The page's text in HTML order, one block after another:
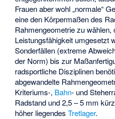
Frauen aber wohl „normale“
eine den Körpermaßen des
Rahmengeometrie zu
Leistungsfähigkeit umgesetzt
Sonderfällen (extreme
der Norm) bis zur
radsportliche Disziplinen
abgewandelte
Kriteriums-, Bahn- und
Radstand und 2,5 – 5 mm
höher liegendesTretlager.